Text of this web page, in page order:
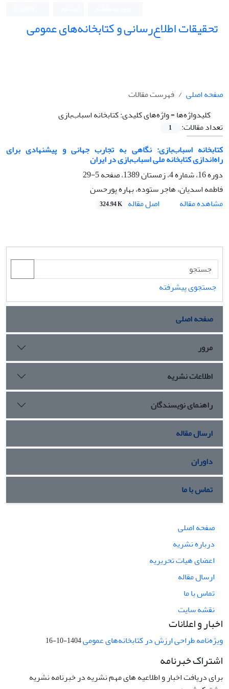
تحقیقات اطلاع‌رسانی و کتابخانه‌های عمومی
صفحه اصلی
فهرست مقالات
کلیدواژه‌ها =واژه‌های کلیدی: کتابخانه اسباب‌بازی
تعداد مقالات:
1
کتابخانه‌ اسباب‌بازی: نگاهی به تجارب جهانی و پیشنهادی برای
راه‌اندازی کتابخانه ملی اسباب‌بازی در ایران
دوره 16، شماره 4، زمستان 1389، صفحه
5-29
فاطمه اسدیان، هاجر ستوده، بهاره پورحسن
مشاهده مقاله
اصل مقاله 324.94 K
جستجوی پیشرفته
صفحه اصلی
مرور
اطلاعات نشریه
راهنمای نویسندگان
ارسال مقاله
داوران
تماس با ما
صفحه اصلی
درباره نشریه
اعضای هیات تحریریه
ارسال مقاله
تماس با ما
نقشه سایت
اخبار و اعلانات
ویژه‌نامه طراحی ارزش در کتابخانه‌های عمومی1404-10-16
اشتراک خبرنامه
برای دریافت اخبار و اطلاعیه های مهم نشریه در خبرنامه نشریه